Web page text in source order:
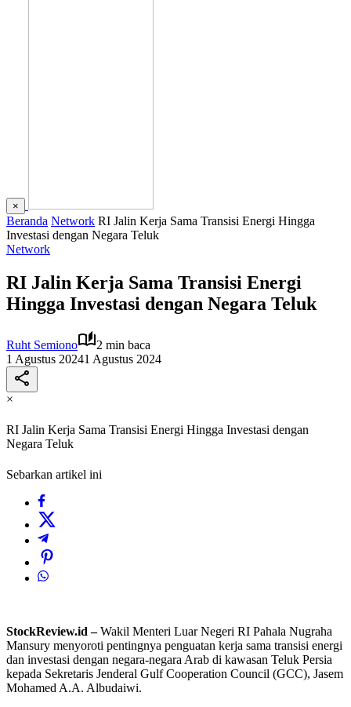
×
Beranda Network RI Jalin Kerja Sama Transisi Energi Hingga
Investasi dengan Negara Teluk
Network
RI Jalin Kerja Sama Transisi Energi
Hingga Investasi dengan Negara Teluk
Ruht Semiono
2 min baca
1 Agustus 20241 Agustus 2024
×
RI Jalin Kerja Sama Transisi Energi Hingga Investasi dengan
Negara Teluk
Sebarkan artikel ini
StockReview.id –Wakil Menteri Luar Negeri RI Pahala Nugraha
Mansury menyoroti pentingnya penguatan kerja sama transisi energi
dan investasi dengan negara-negara Arab di kawasan Teluk Persia
kepada Sekretaris Jenderal Gulf Cooperation Council (GCC), Jasem
Mohamed A.A. Albudaiwi.